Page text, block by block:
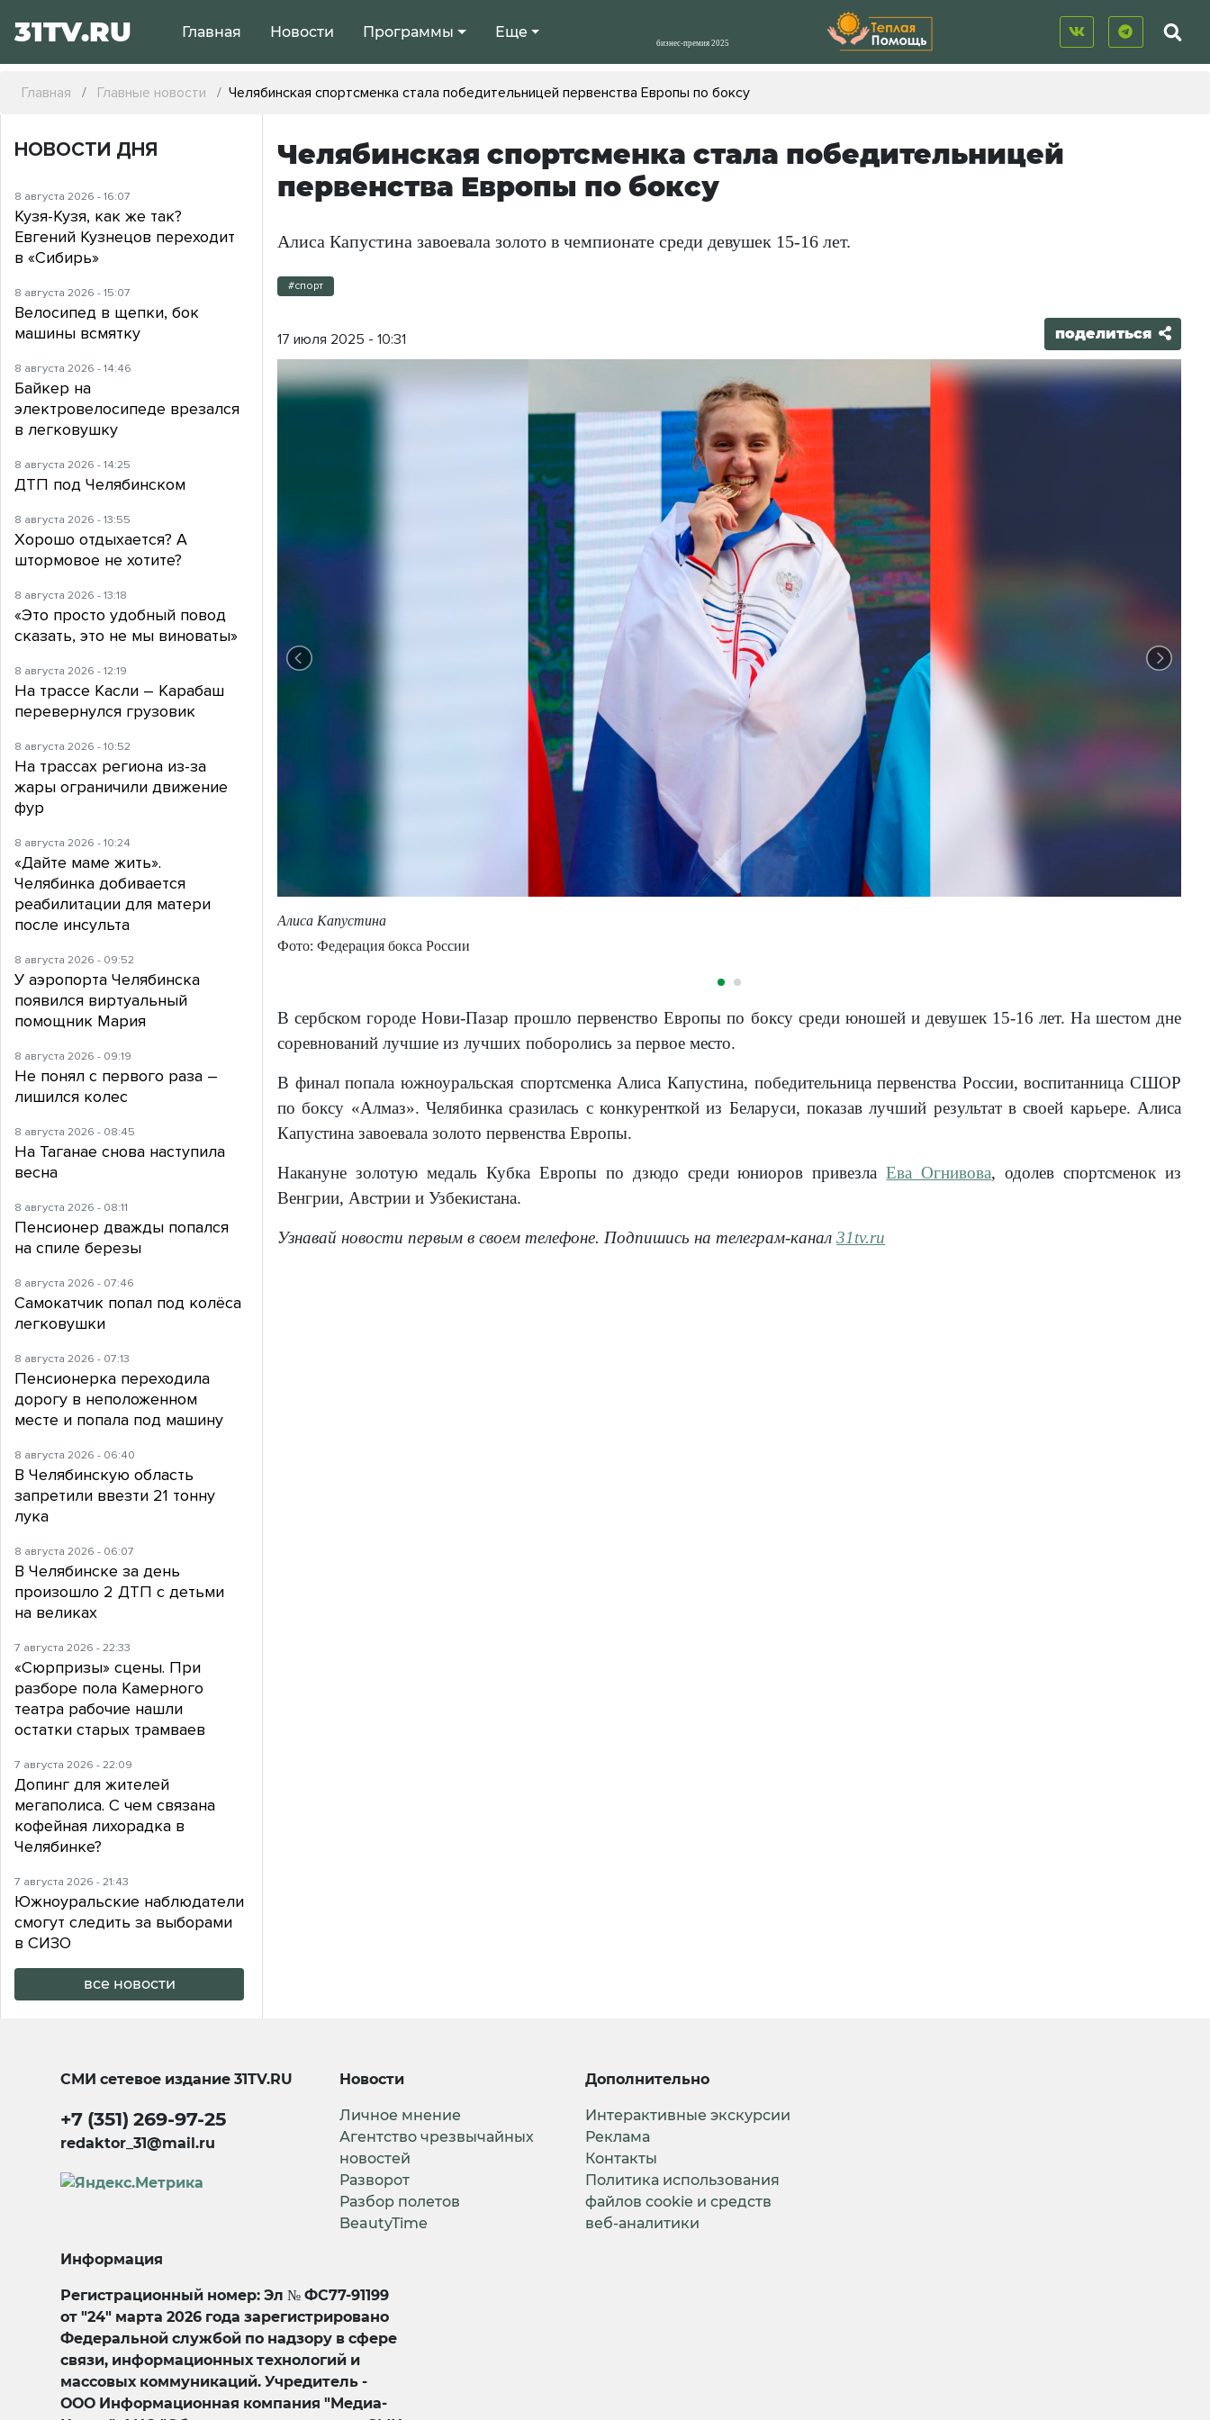
31TV.RU Главная Новости Программы Еще
Главная Главные новости Челябинская спортсменка стала победительницей первенства Европы по боксу
Челябинская спортсменка стала победительницей
первенства Европы по боксу
Алиса Капустина завоевала золото в чемпионате среди девушек 15-16 лет.
#спорт
17 июля 2025 - 10:31 поделиться
Алиса Капустина
Фото: Федерация бокса России
В сербском городе Нови-Пазар прошло первенство Европы по боксу среди юношей и девушек 15-16 лет. На шестом дне
соревнований лучшие из лучших поборолись за первое место.
В финал попала южноуральская спортсменка Алиса Капустина, победительница первенства России, воспитанница СШОР
по боксу «Алмаз». Челябинка сразилась с конкуренткой из Беларуси, показав лучший результат в своей карьере. Алиса
Капустина завоевала золото первенства Европы.
Накануне золотую медаль Кубка Европы по дзюдо среди юниоров привезлаЕва Огнивова, одолев спортсменок из
Венгрии, Австрии и Узбекистана.
Узнавай новости первым в своем телефоне. Подпишись на телеграм-канал31tv.ru
НОВОСТИ ДНЯ
8 августа 2026 - 16:07
Кузя-Кузя, как же так?
Евгений Кузнецов переходит
в «Сибирь»
8 августа 2026 - 15:07
Велосипед в щепки, бок
машины всмятку
8 августа 2026 - 14:46
Байкер на
электровелосипеде врезался
в легковушку
8 августа 2026 - 14:25
ДТП под Челябинском
8 августа 2026 - 13:55
Хорошо отдыхается? А
штормовое не хотите?
8 августа 2026 - 13:18
«Это просто удобный повод
сказать, это не мы виноваты»
8 августа 2026 - 12:19
На трассе Касли – Карабаш
перевернулся грузовик
8 августа 2026 - 10:52
На трассах региона из-за
жары ограничили движение
фур
8 августа 2026 - 10:24
«Дайте маме жить».
Челябинка добивается
реабилитации для матери
после инсульта
8 августа 2026 - 09:52
У аэропорта Челябинска
появился виртуальный
помощник Мария
8 августа 2026 - 09:19
Не понял с первого раза –
лишился колес
8 августа 2026 - 08:45
На Таганае снова наступила
весна
8 августа 2026 - 08:11
Пенсионер дважды попался
на спиле березы
8 августа 2026 - 07:46
Самокатчик попал под колёса
легковушки
8 августа 2026 - 07:13
Пенсионерка переходила
дорогу в неположенном
месте и попала под машину
8 августа 2026 - 06:40
В Челябинскую область
запретили ввезти 21 тонну
лука
8 августа 2026 - 06:07
В Челябинске за день
произошло 2 ДТП с детьми
на великах
7 августа 2026 - 22:33
«Сюрпризы» сцены. При
разборе пола Камерного
театра рабочие нашли
остатки старых трамваев
7 августа 2026 - 22:09
Допинг для жителей
мегаполиса. С чем связана
кофейная лихорадка в
Челябинке?
7 августа 2026 - 21:43
Южноуральские наблюдатели
смогут следить за выборами
в СИЗО
все новости
СМИ сетевое издание31TV.RU
+7 (351) 269-97-25
redaktor_31@mail.ru
Новости
Личное мнение
Агентство чрезвычайных
новостей
Разворот
Разбор полетов
BeautyTime
Дополнительно
Интерактивные экскурсии
Реклама
Контакты
Политика использования
файлов cookie и средств
веб-аналитики
Информация
Регистрационный номер: Эл № ФС77-91199
от "24" марта 2026 года зарегистрировано
Федеральной службой по надзору в сфере
связи, информационных технологий и
массовых коммуникаций. Учредитель -
ООО Информационная компания "Медиа-